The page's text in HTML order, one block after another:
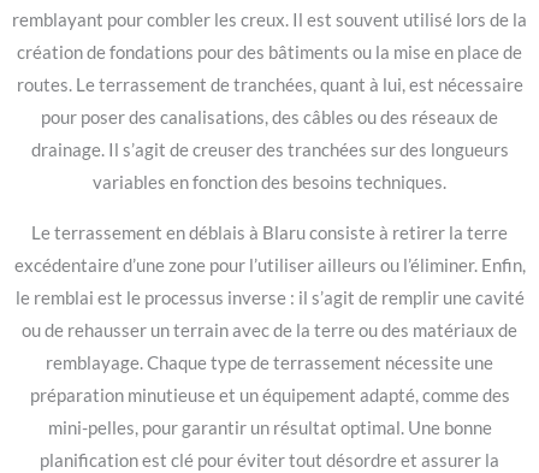
remblayant pour combler les creux. Il est souvent utilisé lors de la
création de fondations pour des bâtiments ou la mise en place de
routes. Le terrassement de tranchées, quant à lui, est nécessaire
pour poser des canalisations, des câbles ou des réseaux de
drainage. Il s’agit de creuser des tranchées sur des longueurs
variables en fonction des besoins techniques.
Le terrassement en déblais à Blaru consiste à retirer la terre
excédentaire d’une zone pour l’utiliser ailleurs ou l’éliminer. Enfin,
le remblai est le processus inverse : il s’agit de remplir une cavité
ou de rehausser un terrain avec de la terre ou des matériaux de
remblayage. Chaque type de terrassement nécessite une
préparation minutieuse et un équipement adapté, comme des
mini-pelles, pour garantir un résultat optimal. Une bonne
planification est clé pour éviter tout désordre et assurer la